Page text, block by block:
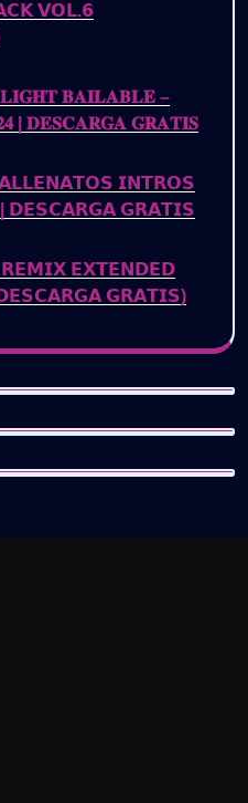
𝗩𝗢𝗟.𝟲
𝐁𝐀𝐈𝐋𝐀𝐁𝐋𝐄 –
| 𝐃𝐄𝐒𝐂𝐀𝐑𝐆𝐀 𝐆𝐑𝐀𝐓𝐈𝐒
𝗜𝗡𝗧𝗥𝗢𝗦
𝗗𝗘𝗦𝗖𝗔𝗥𝗚𝗔 𝗚𝗥𝗔𝗧𝗜𝗦
𝗘𝗫𝗧𝗘𝗡𝗗𝗘𝗗
𝗚𝗥𝗔𝗧𝗜𝗦)